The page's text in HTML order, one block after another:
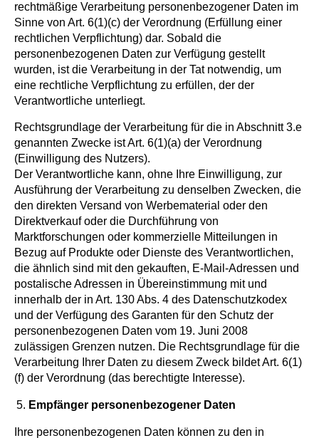
rechtmäßige Verarbeitung personenbezogener Daten im
Sinne von Art. 6(1)(c) der Verordnung (Erfüllung einer
rechtlichen Verpflichtung) dar. Sobald die
personenbezogenen Daten zur Verfügung gestellt
wurden, ist die Verarbeitung in der Tat notwendig, um
eine rechtliche Verpflichtung zu erfüllen, der der
Verantwortliche unterliegt.
Rechtsgrundlage der Verarbeitung für die in Abschnitt 3.e
genannten Zwecke ist Art. 6(1)(a) der Verordnung
(Einwilligung des Nutzers).
Der Verantwortliche kann, ohne Ihre Einwilligung, zur
Ausführung der Verarbeitung zu denselben Zwecken, die
den direkten Versand von Werbematerial oder den
Direktverkauf oder die Durchführung von
Marktforschungen oder kommerzielle Mitteilungen in
Bezug auf Produkte oder Dienste des Verantwortlichen,
die ähnlich sind mit den gekauften, E-Mail-Adressen und
postalische Adressen in Übereinstimmung mit und
innerhalb der in Art. 130 Abs. 4 des Datenschutzkodex
und der Verfügung des Garanten für den Schutz der
personenbezogenen Daten vom 19. Juni 2008
zulässigen Grenzen nutzen. Die Rechtsgrundlage für die
Verarbeitung Ihrer Daten zu diesem Zweck bildet Art. 6(1)
(f) der Verordnung (das berechtigte Interesse).
Empfänger personenbezogener Daten
Ihre personenbezogenen Daten können zu den in